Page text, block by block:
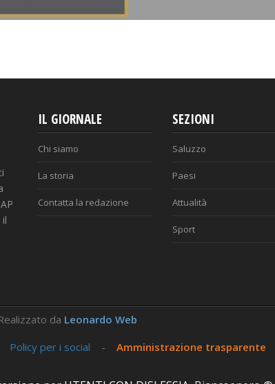
IL GIORNALE
Chi siamo
La storia
Contatta la redazione
SEZIONI
Saluzzo
Paesi
Attualità
Sport
da Leonardo Web
Policy per i social - Amministrazione trasparente